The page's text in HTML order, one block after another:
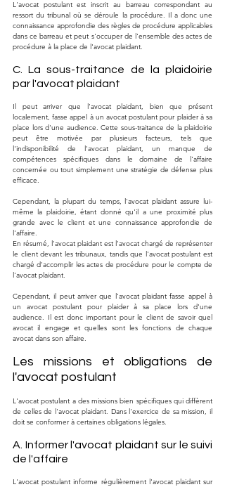
L'avocat postulant est inscrit au barreau correspondant au
ressort du tribunal où se déroule la procédure. Il a donc une
connaissance approfondie des règles de procédure applicables
dans ce barreau et peut s'occuper de l'ensemble des actes de
procédure à la place de l'avocat plaidant.
C. La sous-traitance de la plaidoirie
par l'avocat plaidant
Il peut arriver que l'avocat plaidant, bien que présent
localement, fasse appel à un avocat postulant pour plaider à sa
place lors d'une audience. Cette sous-traitance de la plaidoirie
peut être motivée par plusieurs facteurs, tels que
l'indisponibilité de l'avocat plaidant, un manque de
compétences spécifiques dans le domaine de l'affaire
concernée ou tout simplement une stratégie de défense plus
efficace.
Cependant, la plupart du temps, l'avocat plaidant assure lui-
même la plaidoirie, étant donné qu'il a une proximité plus
grande avec le client et une connaissance approfondie de
l'affaire.
En résumé, l'avocat plaidant est l'avocat chargé de représenter
le client devant les tribunaux, tandis que l'avocat postulant est
chargé d'accomplir les actes de procédure pour le compte de
l'avocat plaidant.
Cependant, il peut arriver que l'avocat plaidant fasse appel à
un avocat postulant pour plaider à sa place lors d'une
audience. Il est donc important pour le client de savoir quel
avocat il engage et quelles sont les fonctions de chaque
avocat dans son affaire.
Les missions et obligations de
l'avocat postulant
L'avocat postulant a des missions bien spécifiques qui diffèrent
de celles de l'avocat plaidant. Dans l'exercice de sa mission, il
doit se conformer à certaines obligations légales.
A. Informer l'avocat plaidant sur le suivi
de l'affaire
L'avocat postulant informe régulièrement l'avocat plaidant sur